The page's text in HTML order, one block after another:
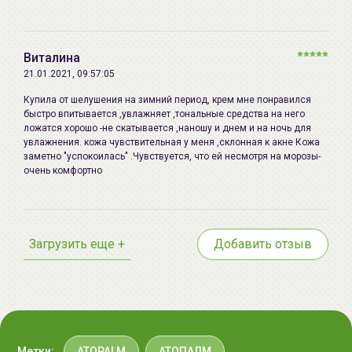
(Chungnam University Medical School).
Гипоаллергенно.
Рекомендуется для
чрезвычайносухой,чувствительной,проблемной
Рекомендован дерматологами при атопическом
Подходит для ухода за детской кожей.
восстановит ее барьерные функции и защитит от
Виталина
21.01.2021, 09:57:05
Купила от шелушения на зимний период, крем мне понравился
быстро впитывается ,увлажняет ,тональные средства на него
ложатся хорошо -не скатывается ,наношу и днем и на ночь для
увлажнения. кожа чувствительная у меня ,склонная к акне Кожа
заметно "успокоилась" .Чувствуется, что ей несмотря на морозы-
очень комфортно
Загрузить еще + Добавить отзыв